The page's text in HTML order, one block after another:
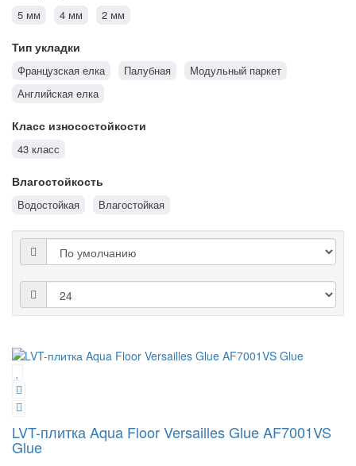
5 мм 4 мм 2 мм
Тип укладки
Французская елка Палубная
Модульный паркет
Английская елка
Класс износостойкости
43 класс
Влагостойкость
Водостойкая Влагостойкая
LVT-плитка Aqua Floor Versailles Glue AF7001VS
Glue